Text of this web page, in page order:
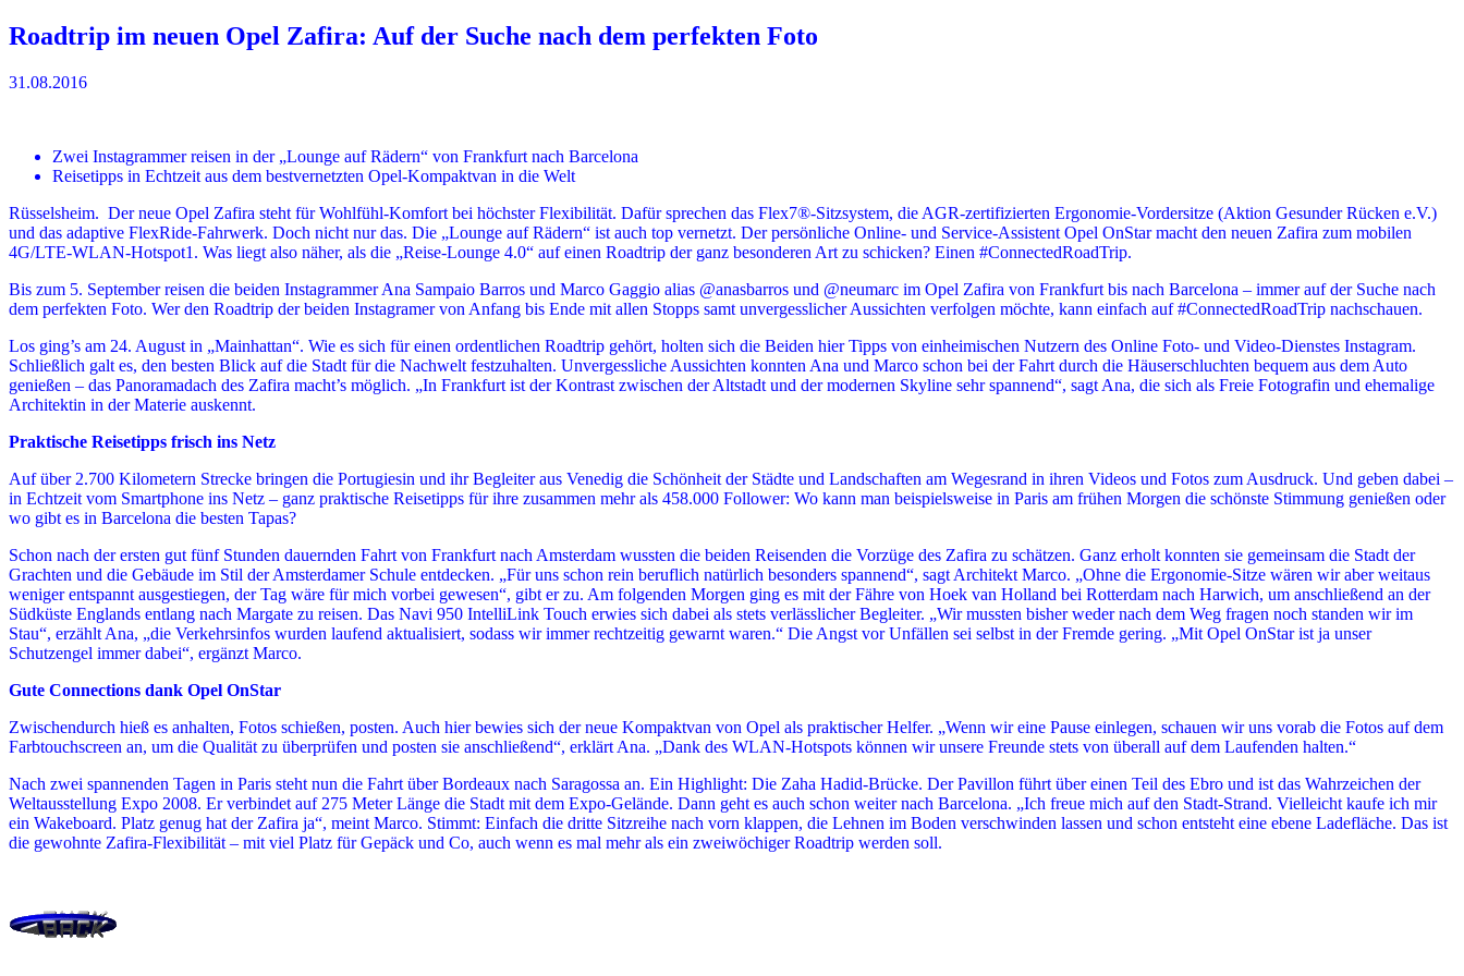
Roadtrip im neuen Opel Zafira: Auf der Suche nach dem perfekten Foto
31.08.2016
Zwei Instagrammer reisen in der „Lounge auf Rädern“ von Frankfurt nach Barcelona
Reisetipps in Echtzeit aus dem bestvernetzten Opel-Kompaktvan in die Welt
Rüsselsheim. Der neue Opel Zafira steht für Wohlfühl-Komfort bei höchster Flexibilität. Dafür sprechen das Flex7®-Sitzsystem, die AGR-zertifizierten Ergonomie-Vordersitze (Aktion Gesunder Rücken e.V.)
und das adaptive FlexRide-Fahrwerk. Doch nicht nur das. Die „Lounge auf Rädern“ ist auch top vernetzt. Der persönliche Online- und Service-Assistent Opel OnStar macht den neuen Zafira zum mobilen
4G/LTE-WLAN-Hotspot1. Was liegt also näher, als die „Reise-Lounge 4.0“ auf einen Roadtrip der ganz besonderen Art zu schicken? Einen #ConnectedRoadTrip.
Bis zum 5. September reisen die beiden Instagrammer Ana Sampaio Barros und Marco Gaggio alias @anasbarros und @neumarc im Opel Zafira von Frankfurt bis nach Barcelona – immer auf der Suche nach
dem perfekten Foto. Wer den Roadtrip der beiden Instagramer von Anfang bis Ende mit allen Stopps samt unvergesslicher Aussichten verfolgen möchte, kann einfach auf #ConnectedRoadTrip nachschauen.
Los ging’s am 24. August in „Mainhattan“. Wie es sich für einen ordentlichen Roadtrip gehört, holten sich die Beiden hier Tipps von einheimischen Nutzern des Online Foto- und Video-Dienstes Instagram.
Schließlich galt es, den besten Blick auf die Stadt für die Nachwelt festzuhalten. Unvergessliche Aussichten konnten Ana und Marco schon bei der Fahrt durch die Häuserschluchten bequem aus dem Auto
genießen – das Panoramadach des Zafira macht’s möglich. „In Frankfurt ist der Kontrast zwischen der Altstadt und der modernen Skyline sehr spannend“, sagt Ana, die sich als Freie Fotografin und ehemalige
Architektin in der Materie auskennt.
Praktische Reisetipps frisch ins Netz
Auf über 2.700 Kilometern Strecke bringen die Portugiesin und ihr Begleiter aus Venedig die Schönheit der Städte und Landschaften am Wegesrand in ihren Videos und Fotos zum Ausdruck. Und geben dabei –
in Echtzeit vom Smartphone ins Netz – ganz praktische Reisetipps für ihre zusammen mehr als 458.000 Follower: Wo kann man beispielsweise in Paris am frühen Morgen die schönste Stimmung genießen oder
wo gibt es in Barcelona die besten Tapas?
Schon nach der ersten gut fünf Stunden dauernden Fahrt von Frankfurt nach Amsterdam wussten die beiden Reisenden die Vorzüge des Zafira zu schätzen. Ganz erholt konnten sie gemeinsam die Stadt der
Grachten und die Gebäude im Stil der Amsterdamer Schule entdecken. „Für uns schon rein beruflich natürlich besonders spannend“, sagt Architekt Marco. „Ohne die Ergonomie-Sitze wären wir aber weitaus
weniger entspannt ausgestiegen, der Tag wäre für mich vorbei gewesen“, gibt er zu. Am folgenden Morgen ging es mit der Fähre von Hoek van Holland bei Rotterdam nach Harwich, um anschließend an der
Südküste Englands entlang nach Margate zu reisen. Das Navi 950 IntelliLink Touch erwies sich dabei als stets verlässlicher Begleiter. „Wir mussten bisher weder nach dem Weg fragen noch standen wir im
Stau“, erzählt Ana, „die Verkehrsinfos wurden laufend aktualisiert, sodass wir immer rechtzeitig gewarnt waren.“ Die Angst vor Unfällen sei selbst in der Fremde gering. „Mit Opel OnStar ist ja unser
Schutzengel immer dabei“, ergänzt Marco.
Gute Connections dank Opel OnStar
Zwischendurch hieß es anhalten, Fotos schießen, posten. Auch hier bewies sich der neue Kompaktvan von Opel als praktischer Helfer. „Wenn wir eine Pause einlegen, schauen wir uns vorab die Fotos auf dem
Farbtouchscreen an, um die Qualität zu überprüfen und posten sie anschließend“, erklärt Ana. „Dank des WLAN-Hotspots können wir unsere Freunde stets von überall auf dem Laufenden halten.“
Nach zwei spannenden Tagen in Paris steht nun die Fahrt über Bordeaux nach Saragossa an. Ein Highlight: Die Zaha Hadid-Brücke. Der Pavillon führt über einen Teil des Ebro und ist das Wahrzeichen der
Weltausstellung Expo 2008. Er verbindet auf 275 Meter Länge die Stadt mit dem Expo-Gelände. Dann geht es auch schon weiter nach Barcelona. „Ich freue mich auf den Stadt-Strand. Vielleicht kaufe ich mir
ein Wakeboard. Platz genug hat der Zafira ja“, meint Marco. Stimmt: Einfach die dritte Sitzreihe nach vorn klappen, die Lehnen im Boden verschwinden lassen und schon entsteht eine ebene Ladefläche. Das ist
die gewohnte Zafira-Flexibilität – mit viel Platz für Gepäck und Co, auch wenn es mal mehr als ein zweiwöchiger Roadtrip werden soll.